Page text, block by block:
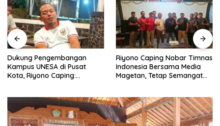
Dukung Pengembangan
Kampus UNESA di Pusat
Kota, Riyono Caping:
Riyono Caping Nobar Timnas
Indonesia Bersama Media
Magetan, Tetap Semangat